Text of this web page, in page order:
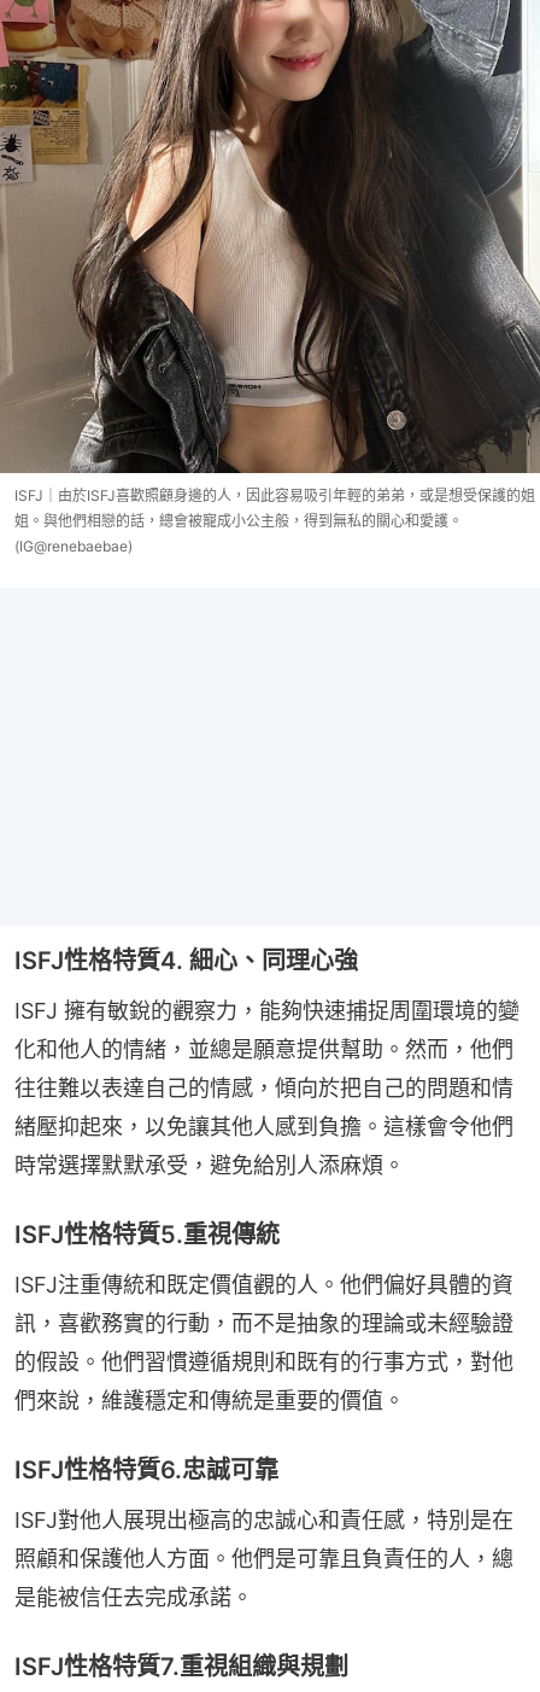
ISFJ｜由於ISFJ喜歡照顧身邊的人，因此容易吸引年輕的弟弟，或是想受保護的姐
姐。與他們相戀的話，總會被寵成小公主般，得到無私的關心和愛護。
(IG@renebaebae)
ISFJ性格特質4. 細心、同理心強
ISFJ 擁有敏銳的觀察力，能夠快速捕捉周圍環境的變
化和他人的情緒，並總是願意提供幫助。然而，他們
往往難以表達自己的情感，傾向於把自己的問題和情
緒壓抑起來，以免讓其他人感到負擔。這樣會令他們
時常選擇默默承受，避免給別人添麻煩。
ISFJ性格特質5.重視傳統
ISFJ注重傳統和既定價值觀的人。他們偏好具體的資
訊，喜歡務實的行動，而不是抽象的理論或未經驗證
的假設。他們習慣遵循規則和既有的行事方式，對他
們來說，維護穩定和傳統是重要的價值。
ISFJ性格特質6.忠誠可靠
ISFJ對他人展現出極高的忠誠心和責任感，特別是在
照顧和保護他人方面。他們是可靠且負責任的人，總
是能被信任去完成承諾。
ISFJ性格特質7.重視組織與規劃